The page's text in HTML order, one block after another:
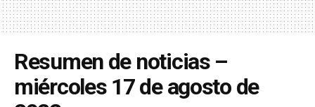
Resumen de noticias –
miércoles 17 de agosto de